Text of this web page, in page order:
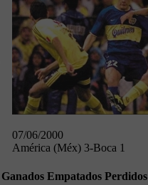
07/06/2000
América (Méx) 3-Boca 1
Ganados Empatados Perdidos